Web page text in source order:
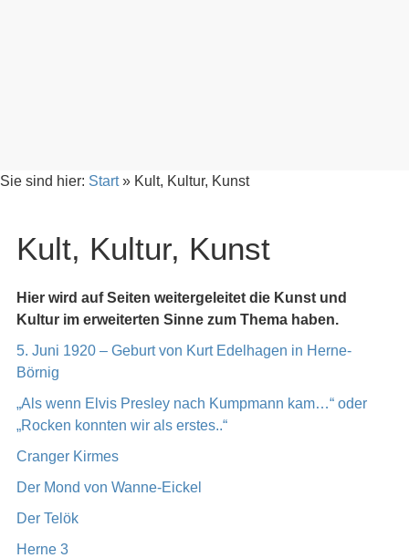
Sie sind hier: Start» Kult, Kultur, Kunst
Kult, Kultur, Kunst
Hier wird auf Seiten weitergeleitet die Kunst und
Kultur im erweiterten Sinne zum Thema haben.
5. Juni 1920 – Geburt von Kurt Edelhagen in Herne-
Börnig
„Als wenn Elvis Presley nach Kumpmann kam…“ oder
„Rocken konnten wir als erstes..“
Cranger Kirmes
Der Mond von Wanne-Eickel
Der Telök
Herne 3